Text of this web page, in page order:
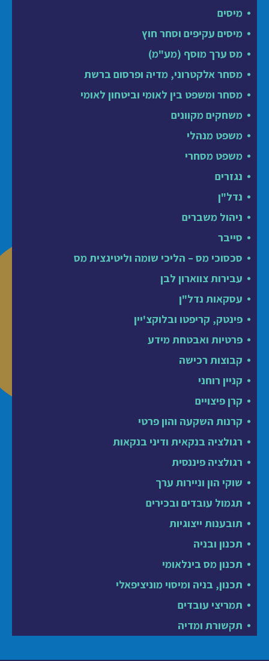
מיסים
מיסים עקיפים וסחר חוץ
מס ערך מוסף (מע"מ)
מסחר אלקטרוני, מדיה ופרסום ברשת
מסחר ומשפט בין לאומי וביטחון לאומי
משחקים מקוונים
משפט מנהלי
משפט מסחרי
נגזרים
נדל"ן
ניהול משברים
סייבר
סכסוכי מס – הליכי שומה וליטיגצית מס
עבירות צווארון לבן
עסקאות נדל"ן
פינטק, קריפטו ובלוקצ'יין
פרטיות ואבטחת מידע
קבוצות רכישה
קניין רוחני
קרן פיצויים
קרנות השקעה והון פרטי
רגולציה בנקאית ודיני בנקאות
רגולציה פיננסית
שוקי הון וניירות ערך
תגמול עובדים ובכירים
תובענות ייצוגיות
תכנון ובניה
תכנון מס בינלאומי
תכנון, בניה ומיסוי מוניציפאלי
תמריצי עובדים
תקשורת ומדיה